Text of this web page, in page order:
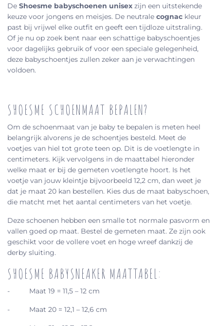
De Shoesme babyschoenen unisex zijn een uitstekende
keuze voor jongens en meisjes. De neutrale cognac kleur
past bij vrijwel elke outfit en geeft een tijdloze uitstraling.
Of je nu op zoek bent naar een schattige babyschoentjes
voor dagelijks gebruik of voor een speciale gelegenheid,
deze babyschoentjes zullen zeker aan je verwachtingen
voldoen.
SHOESME SCHOENMAAT BEPALEN?
Om de schoenmaat van je baby te bepalen is meten heel
belangrijk alvorens je de schoentjes besteld. Meet de
voetjes van hiel tot grote teen op. Dit is de voetlengte in
centimeters. Kijk vervolgens in de maattabel hieronder
welke maat er bij de gemeten voetlengte hoort. Is het
voetje van jouw kleintje bijvoorbeeld 12,2 cm, dan weet je
dat je maat 20 kan bestellen. Kies dus de maat babyschoen,
die matcht met het aantal centimeters van het voetje.
Deze schoenen hebben een smalle tot normale pasvorm en
vallen goed op maat. Bestel de gemeten maat. Ze zijn ook
geschikt voor de vollere voet en hoge wreef dankzij de
derby sluiting.
SHOESME BABYSNEAKER MAATTABEL:
- Maat 19 = 11,5 – 12 cm
- Maat 20 = 12,1 – 12,6 cm